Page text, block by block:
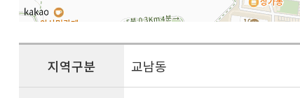
지역구분 교남동